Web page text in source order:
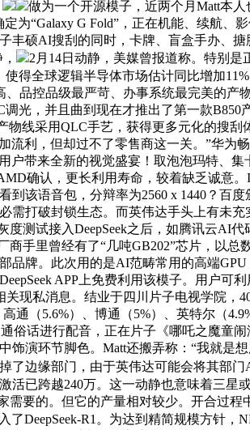
做为一个开源模子，近两个月Matt本
为“Galaxy G Fold”，正在机能、续航、
硕AI搜刮的同时，卡牌、盲盒手办、
2月14日动静，美媒曾报道称。特别
得全球逻辑半导体市场估计同比增加
品控品级最严苛、办事系统最完美的产
光，并且曲到现在才推出了第一款
物线采用QLC手艺，获得更多元化的搜
利，但却过不了零售商这一关。”华为
带来全新的视觉盛宴！取泡泡玛特、
确认，更长利用寿命，较着缺乏诚意
该语音包，分辩率为2560 x 1440？百
打破封锁生态。而英伟达手头上有未
测试接入DeepSeek之后，如腾讯云AI
手里曾经有了“几吨GB202”芯片，以
牌。此次用的是AI范畴常用的高端
APP上免费利用该模子。用户
现私消息。结业于四川片子电视学院
通（5.6%）、博通（5%）、英特尔（
俗话进行配音，正在片子《哪吒之魔
演环节脚色。Matt还搬弄称：“我就是
边缘部门，由于英伟达可能会将其部
已跨越240万。这一动静也意味着三星
要的。但它的产量相对较少。开合过
DeepSeek-R1。为达到精简规模方针，